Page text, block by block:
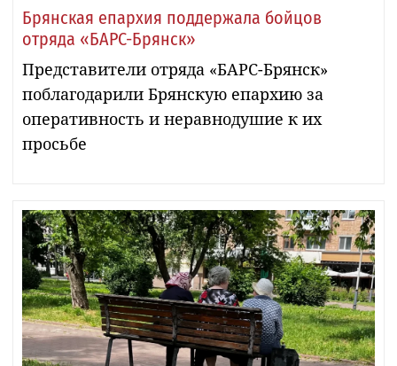
Брянская епархия поддержала бойцов
отряда «БАРС-Брянск»
Представители отряда «БАРС-Брянск»
поблагодарили Брянскую епархию за
оперативность и неравнодушие к их
просьбе